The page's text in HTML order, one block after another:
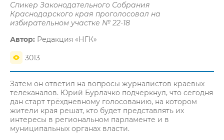
Спикер Законодательного Собрания
Краснодарского края проголосовал на
избирательном участке № 22-18
Автор: Редакция «НГК»
3013
Затем он ответил на вопросы журналистов краевых
телеканалов. Юрий Бурлачко подчеркнул, что сегодня
дан старт трёхдневному голосованию, на котором
жители края решат, кто будет представлять их
интересы в региональном парламенте и в
муниципальных органах власти.